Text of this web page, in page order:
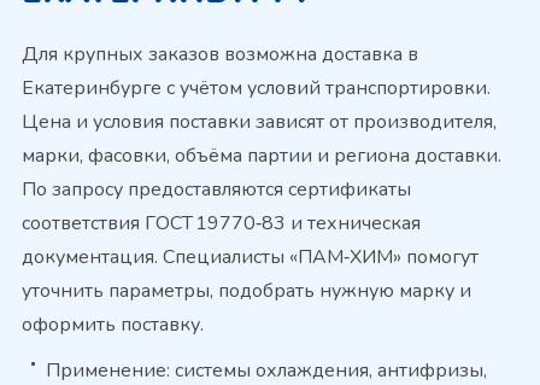
Для крупных заказов возможна доставка в
Екатеринбурге с учётом условий транспортировки.
Цена и условия поставки зависят от производителя,
марки, фасовки, объёма партии и региона доставки.
По запросу предоставляются сертификаты
соответствия ГОСТ 19770‑83 и техническая
документация. Специалисты «ПАМ‑ХИМ» помогут
уточнить параметры, подобрать нужную марку и
оформить поставку.
Применение: системы охлаждения, антифризы,